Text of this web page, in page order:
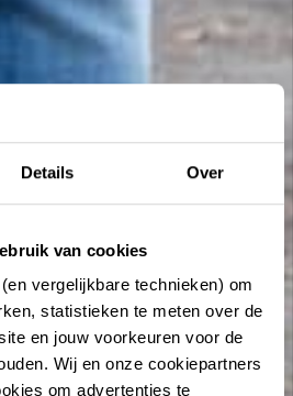
Details Over
van cookies
vergelijkbare technieken) om
statistieken te meten over de
en jouw voorkeuren voor de
Wij en onze cookiepartners
om advertenties te